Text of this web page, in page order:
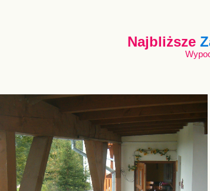
Najbliższe